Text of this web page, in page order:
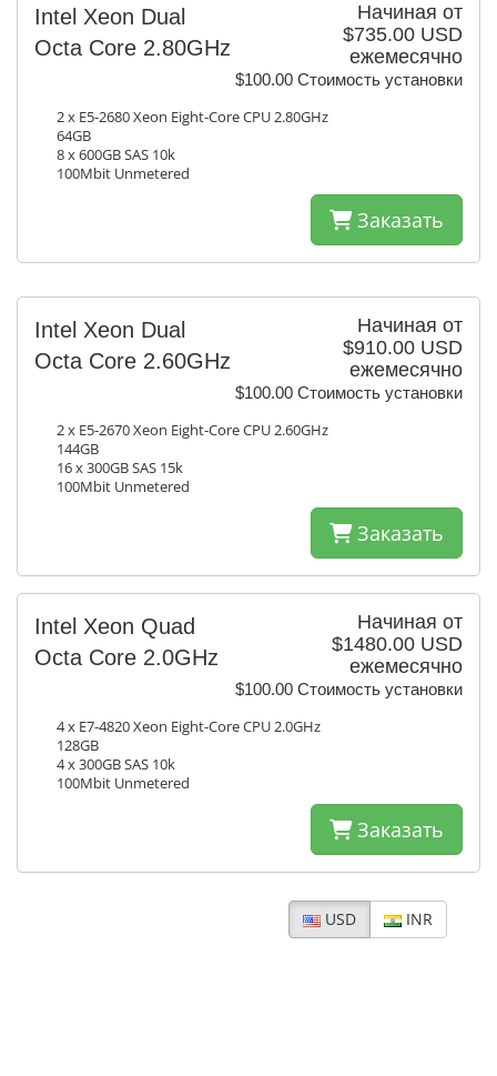
Начиная от
$735.00 USD
ежемесячно
$100.00 Стоимость установки
Intel Xeon Dual
Octa Core 2.80GHz
2 x E5-2680 Xeon Eight-Core CPU 2.80GHz
64GB
8 x 600GB SAS 10k
100Mbit Unmetered
Заказать
Начиная от
$910.00 USD
ежемесячно
$100.00 Стоимость установки
Intel Xeon Dual
Octa Core 2.60GHz
2 x E5-2670 Xeon Eight-Core CPU 2.60GHz
144GB
16 x 300GB SAS 15k
100Mbit Unmetered
Заказать
Начиная от
$1480.00 USD
ежемесячно
$100.00 Стоимость установки
Intel Xeon Quad
Octa Core 2.0GHz
4 x E7-4820 Xeon Eight-Core CPU 2.0GHz
128GB
4 x 300GB SAS 10k
100Mbit Unmetered
Заказать
USD INR